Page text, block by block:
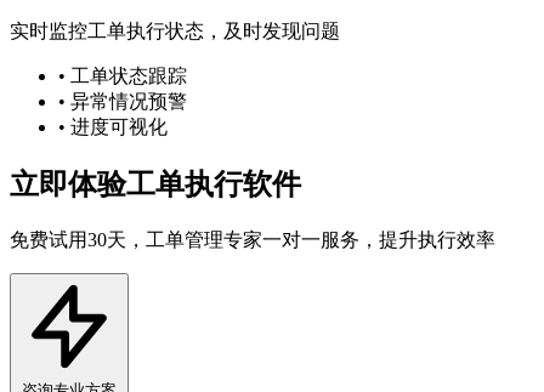
实时监控工单执行状态，及时发现问题
• 工单状态跟踪
• 异常情况预警
• 进度可视化
立即体验工单执行软件
免费试用30天，工单管理专家一对一服务，提升执行效率